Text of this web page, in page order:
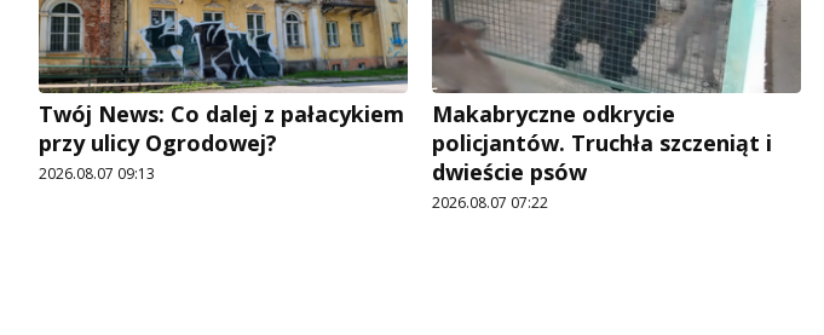
Twój News: Co dalej z pałacykiem
przy ulicy Ogrodowej?
2026.08.07 09:13
Makabryczne odkrycie
policjantów. Truchła szczeniąt i
dwieście psów
2026.08.07 07:22